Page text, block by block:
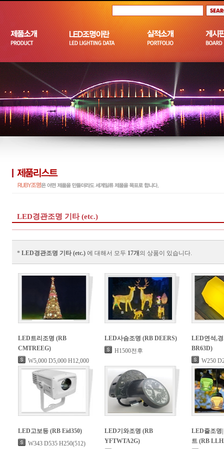
LED경관조명 기타 (etc.)
* LED경관조명 기타 (etc.) 에 대해서 모두 17개 의 상품이 있습니다.
LED트리조명 (RB
CMTREEG)
W5,000 D5,000 H12,000
LED사슴조명 (RB DEERS)
H1500전후
LED연석,
BR63D)
W250
LED고보등 (RB Eid350)
W343 D535 H250(512)
LED기와조명 (RB
YFTWTA2G)
LED줄조명
트 (RB